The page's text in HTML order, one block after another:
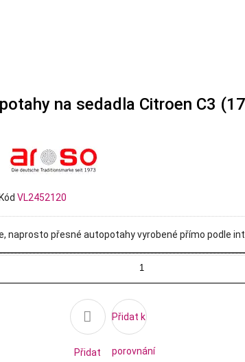
na sedadla Citroen C3
Kód VL2452120
naprosto přesné autopotahy vyrobené přímo podle

Přidat
Přidat k
porovnání